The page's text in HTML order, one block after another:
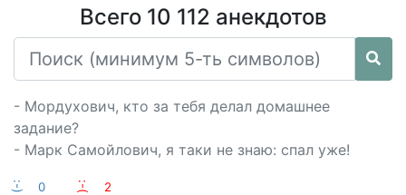
Всего 10 112 анекдотов
- Мордухович, кто за тебя делал домашнее
задание?
- Марк Самойлович, я таки не знаю: спал уже!
:-) 0 :-(
2